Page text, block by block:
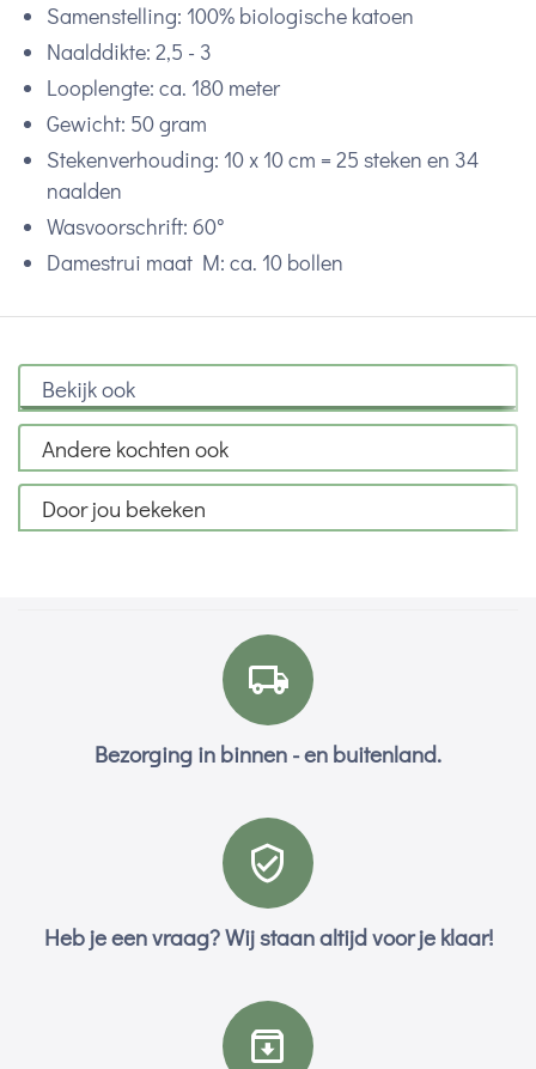
Samenstelling: 100% biologische katoen
Naalddikte: 2,5 - 3
Looplengte: ca. 180 meter
Gewicht: 50 gram
Stekenverhouding: 10 x 10 cm = 25 steken en 34
naalden
Wasvoorschrift: 60°
Damestrui maat M: ca. 10 bollen
Bekijk ook
Andere kochten ook
Door jou bekeken
Bezorging in binnen - en buitenland.
Heb je een vraag? Wij staan altijd voor je klaar!